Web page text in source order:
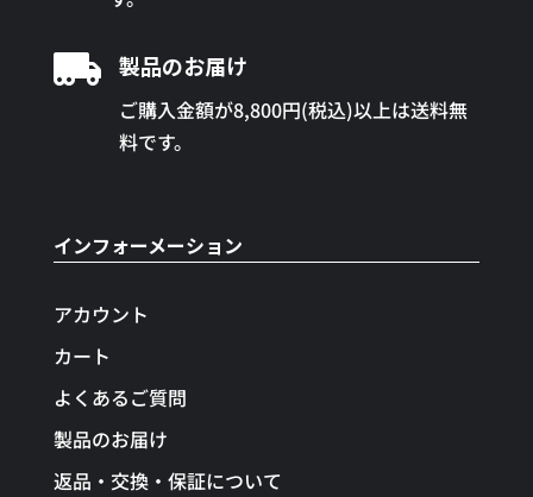
 製品のお届け
ご購入金額が8,800円(税込)以上は送料無
料です。
インフォーメーション
アカウント
カート
よくあるご質問
製品のお届け
返品・交換・保証について